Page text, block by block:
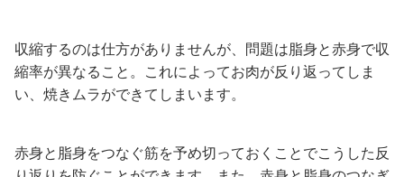
収縮するのは仕方がありませんが、問題は脂身と赤身で収
縮率が異なること。これによってお肉が反り返ってしま
い、焼きムラができてしまいます。
赤身と脂身をつなぐ筋を予め切っておくことでこうした反